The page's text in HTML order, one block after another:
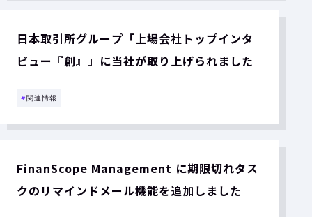
日本取引所グループ「上場会社トップインタ
ビュー『創』」に当社が取り上げられました
#関連情報
FinanScope Management に期限切れタス
クのリマインドメール機能を追加しました